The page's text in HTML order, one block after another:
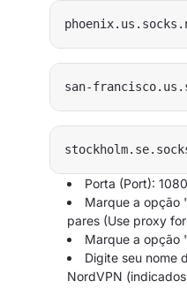
Porta (Port): 1080
Marque a opção
pares (Use proxy
Marque a opção
Digite seu nome
NordVPN